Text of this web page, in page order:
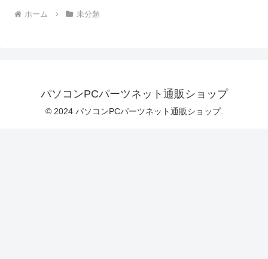
ホーム 未分類
パソコンPCパーツネット通販ショップ
© 2024 パソコンPCパーツネット通販ショップ.